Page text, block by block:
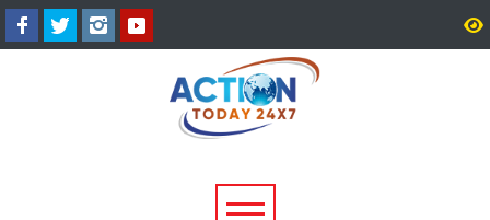
टिहरी में दर्दनाक हादसा: 250 मीटर
गहरी खाई में गिरी बोलेरो, एक ही
परिवार के 5 लोगों की मौत; एक
घायल, एक की तलाश जारी